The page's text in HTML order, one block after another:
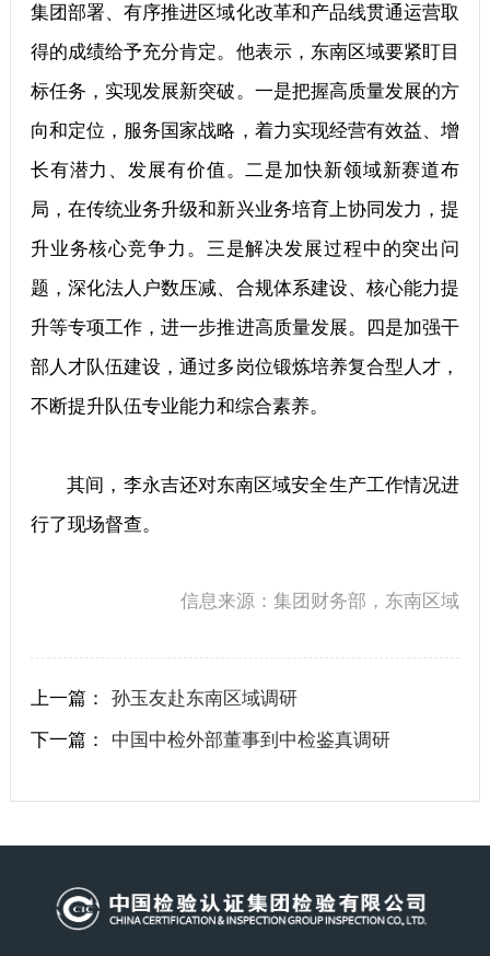
集团部署、有序推进区域化改革和产品线贯通运营取
得的成绩给予充分肯定。他表示，东南区域要紧盯目
标任务，实现发展新突破。一是把握高质量发展的方
向和定位，服务国家战略，着力实现经营有效益、增
长有潜力、发展有价值。二是加快新领域新赛道布
局，在传统业务升级和新兴业务培育上协同发力，提
升业务核心竞争力。三是解决发展过程中的突出问
题，深化法人户数压减、合规体系建设、核心能力提
升等专项工作，进一步推进高质量发展。四是加强干
部人才队伍建设，通过多岗位锻炼培养复合型人才，
不断提升队伍专业能力和综合素养。
其间，李永吉还对东南区域安全生产工作情况进
行了现场督查。
信息来源：集团财务部，东南区域
上一篇：
孙玉友赴东南区域调研
下一篇：
中国中检外部董事到中检鉴真调研